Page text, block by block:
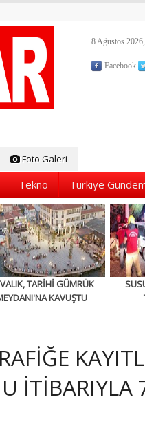
8 Ağustos
Facebook
Foto Galeri
Tekno Türkiye
TARİHİ GÜMRÜK
KAVUŞTU